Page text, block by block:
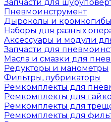
Запчасти для
Пневмоинструмент
Дыроколы и кромкогибы
Наборы для разных
Аксессуары и модули
Запчасти для
Масла и смазки для
Редукторы и манометры
Фильтры, лубрикаторы
Ремкомплекты для
Ремкомплекты для
Ремкомплекты для
Ремкомплекты для